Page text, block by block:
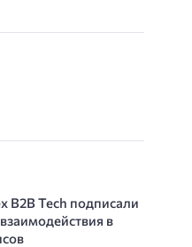
B2B Tech подписали
в